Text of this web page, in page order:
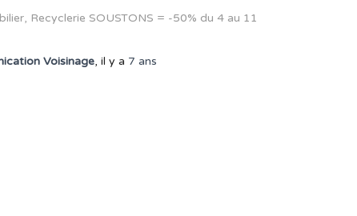
Recyclerie SOUSTONS = -50% du 4 au 11
Voisinage, il y a 7 ans